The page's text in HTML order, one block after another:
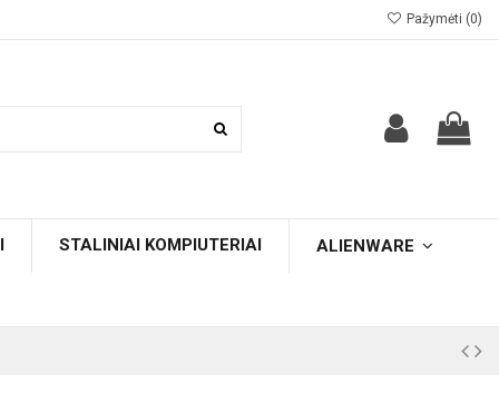
Pažymėti (0)
STALINIAI KOMPIUTERIAI ALIENWARE